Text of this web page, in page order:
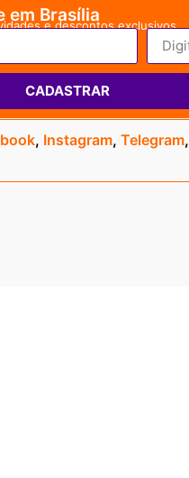
em Brasília
e descontos exclusivos.
CADASTRAR
, Instagram, Telegram,